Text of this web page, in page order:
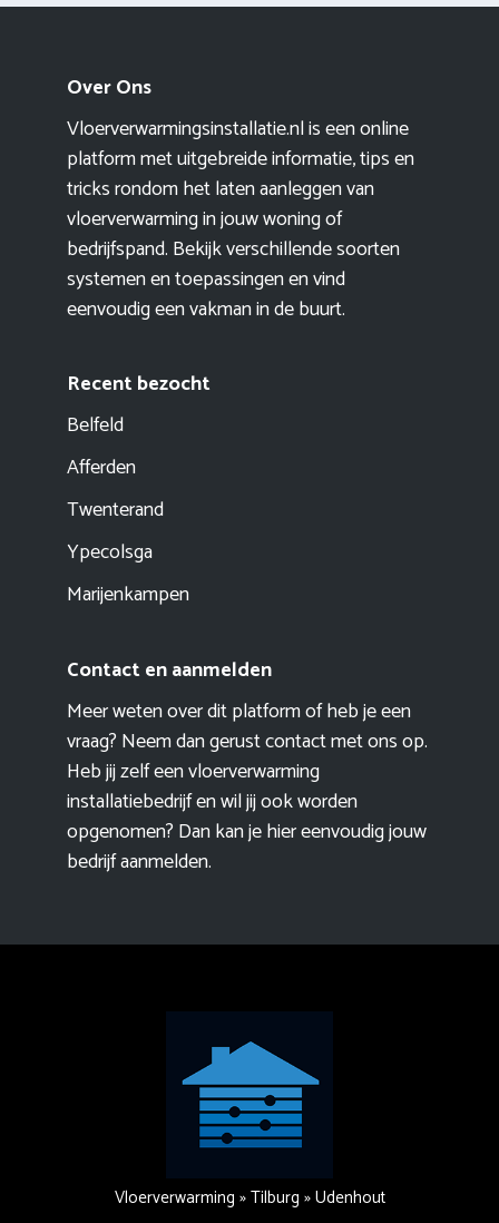
Over Ons
Vloerverwarmingsinstallatie.nl is een online
platform met uitgebreide informatie, tips en
tricks rondom het laten aanleggen van
vloerverwarming in jouw woning of
bedrijfspand. Bekijk verschillende soorten
systemen en toepassingen en vind
eenvoudig een vakman in de buurt.
Recent bezocht
Belfeld
Afferden
Twenterand
Ypecolsga
Marijenkampen
Contact en aanmelden
Meer weten over dit platform of heb je een
vraag? Neem dan gerust contact met ons op.
Heb jij zelf een vloerverwarming
installatiebedrijf en wil jij ook worden
opgenomen? Dan kan je hier eenvoudigjouw
bedrijf aanmelden.
Vloerverwarming »Tilburg »Udenhout